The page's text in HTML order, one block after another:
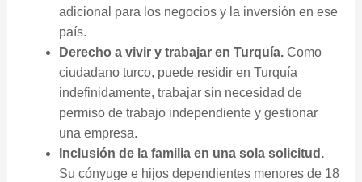
adicional para los negocios y la inversión en ese
país.
Derecho a vivir y trabajar en Turquía.Como
ciudadano turco, puede residir en Turquía
indefinidamente, trabajar sin necesidad de
permiso de trabajo independiente y gestionar
una empresa.
Inclusión de la familia en una sola solicitud.
Su cónyuge e hijos dependientes menores de 18